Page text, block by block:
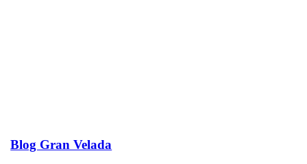
Blog Gran Velada